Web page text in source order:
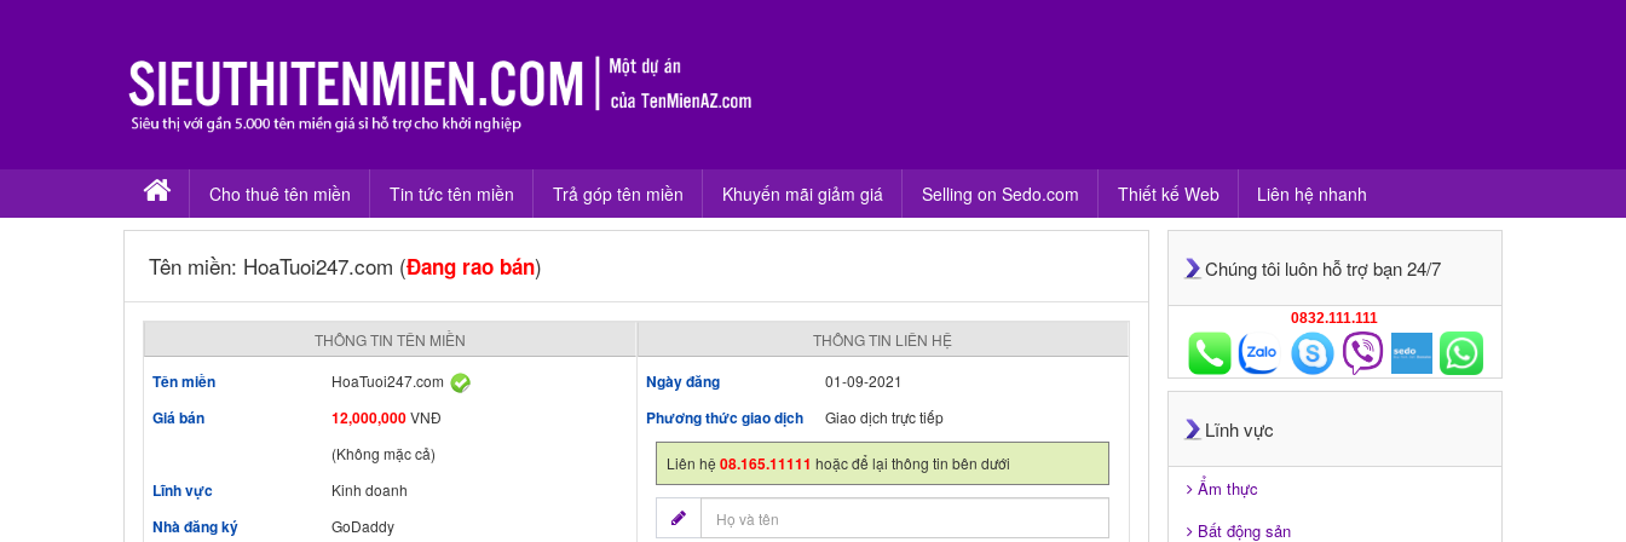
Cho thuê tên miền Tin tức tên miền Trả góp tên miền Khuyến mãi giảm giá Selling on Sedo.com Thiết kế Web Liên hệ nhanh
Tên miền: HoaTuoi247.com (Đang rao bán)
THÔNG TIN TÊN MIỀN
Tên miền HoaTuoi247.com
Giá bán 12,000,000VNĐ
(Không mặc cả)
Lĩnh vực Kinh doanh
Nhà đăng ký GoDaddy
THÔNG TIN LIÊN HỆ
Ngày đăng 01-09-2021
Phương thức giao dịch Giao dịch trực tiếp
Liên hệ 08.165.11111 hoặc để lại thông tin bên dưới
Chúng tôi luôn hỗ trợ bạn 24/7
0832.111.111
Lĩnh vực
Ẩm thực
Bất động sản